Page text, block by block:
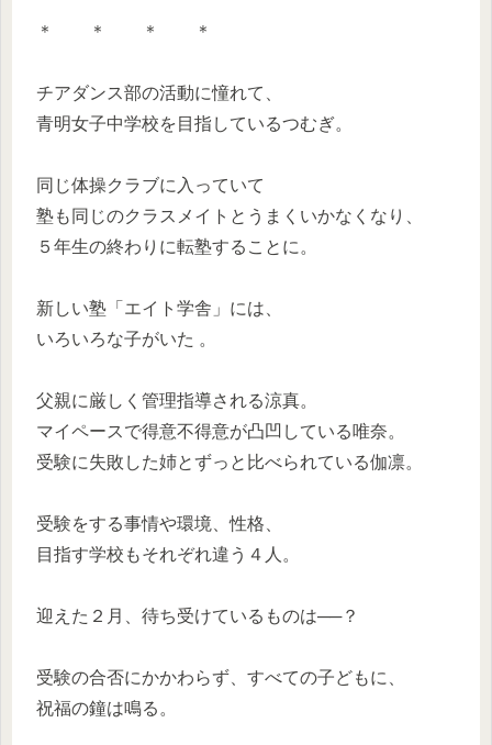
＊ ＊ ＊ ＊
チアダンス部の活動に憧れて、
青明女子中学校を目指しているつむぎ。
同じ体操クラブに入っていて
塾も同じのクラスメイトとうまくいかなくなり、
５年生の終わりに転塾することに。
新しい塾「エイト学舎」には、
いろいろな子がいた 。
父親に厳しく管理指導される涼真。
マイペースで得意不得意が凸凹している唯奈。
受験に失敗した姉とずっと比べられている伽凛。
受験をする事情や環境、性格、
目指す学校もそれぞれ違う４人。
迎えた２月、待ち受けているものは──？
受験の合否にかかわらず、すべての子どもに、
祝福の鐘は鳴る。